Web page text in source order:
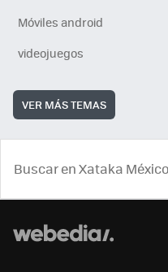
Móviles android
videojuegos
VER MÁS TEMAS